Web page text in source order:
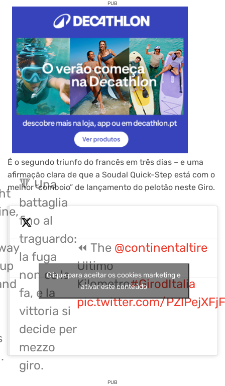
PUB
É o segundo triunfo do francês em três dias – e uma
afirmação clara de que a Soudal Quick-Step está com o
melhor “comboio” de lançamento do pelotão neste Giro.
🔻 Una
battaglia
fino al
traguardo:
la fuga
non ce la
fa, e la
vittoria si
decide per
mezzo
giro.
⏪ The @continentaltire
Ultimo
Kilometro#GirodItalia
pic.twitter.com/PZlPejXFjF
Clique para aceitar os cookies marketing e
ativar este conteúdo
PUB